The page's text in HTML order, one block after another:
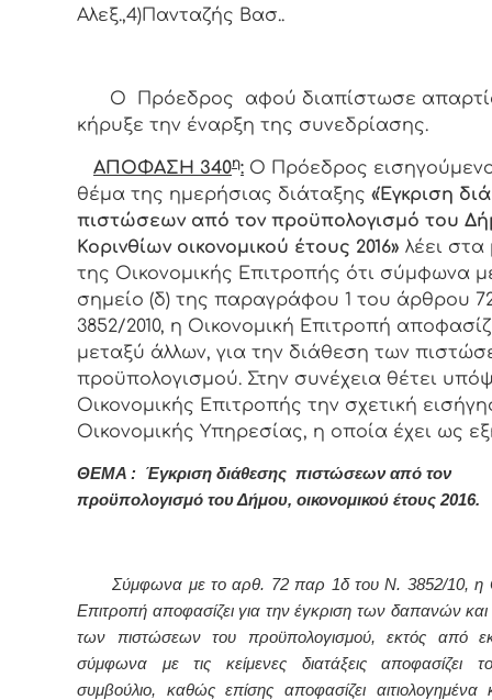
Αλεξ.,4)Πανταζής Βασ..
Ο Πρόεδρος αφού διαπίστωσε
κήρυξε την έναρξη της συνεδρίασης.
ΑΠΟΦΑΣΗ 340η: Ο Πρόεδρος
θέμα της ημερήσιας διάταξης «Έγκριση
πιστώσεων από τον προϋπολογισμό του
Κορινθίων οικονομικού έτους 2016» λέει στα
της Οικονομικής Επιτροπής ότι σύμφωνα
σημείο (δ) της παραγράφου 1 του άρθρου
3852/2010, η Οικονομική Επιτροπή
μεταξύ άλλων, για την διάθεση των
προϋπολογισμού. Στην συνέχεια θέτει
Οικονομικής Επιτροπής την σχετική
Οικονομικής Υπηρεσίας, η οποία έχει ως
ΘΕΜΑ : Έγκριση διάθεσης πιστώσεων από τον
προϋπολογισμό του Δήμου, οικονομικού έτους 2016.
Σύμφωνα με το αρθ. 72 παρ 1δ του Ν. 3852/10, η
Επιτροπή αποφασίζει για την έγκριση των δαπανών και
των πιστώσεων του προϋπολογισμού, εκτός από
σύμφωνα με τις κείμενες διατάξεις αποφασίζει
συμβούλιο, καθώς επίσης αποφασίζει αιτιολογημένα